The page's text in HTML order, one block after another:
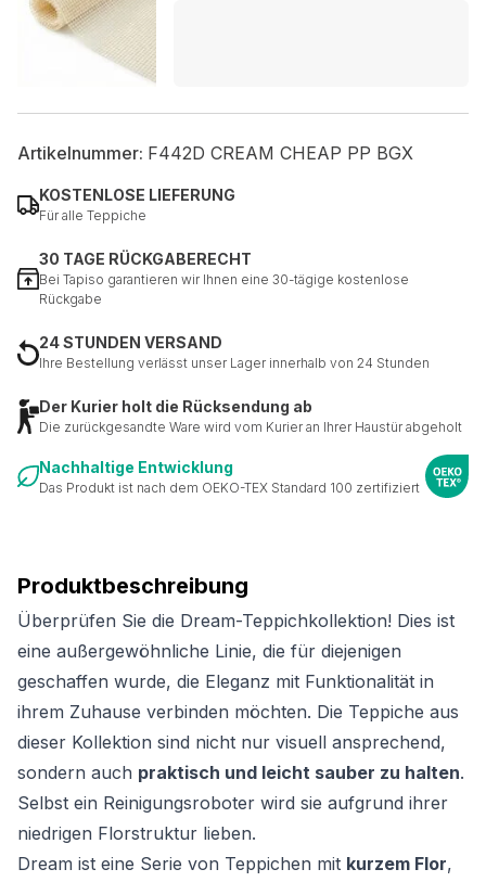
Produktbeschreibung
Überprüfen Sie die Dream-Teppichkollektion! Dies ist
eine außergewöhnliche Linie, die für diejenigen
geschaffen wurde, die Eleganz mit Funktionalität in
ihrem Zuhause verbinden möchten. Die Teppiche aus
dieser Kollektion sind nicht nur visuell ansprechend,
sondern auch praktisch und leicht sauber zu halten.
Selbst ein Reinigungsroboter wird sie aufgrund ihrer
niedrigen Florstruktur lieben.
Dream ist eine Serie von Teppichen mit kurzem Flor,
Artikelnummer: F442D CREAM CHEAP PP BGX
KOSTENLOSE LIEFERUNG
Für alle Teppiche
30 TAGE RÜCKGABERECHT
Bei Tapiso garantieren wir Ihnen eine 30-tägige kostenlose
Rückgabe
24 STUNDEN VERSAND
Ihre Bestellung verlässt unser Lager innerhalb von 24 Stunden
Der Kurier holt die Rücksendung ab
Die zurückgesandte Ware wird vom Kurier an Ihrer Haustür abgeholt
Nachhaltige Entwicklung
Das Produkt ist nach dem OEKO-TEX Standard 100 zertifiziert